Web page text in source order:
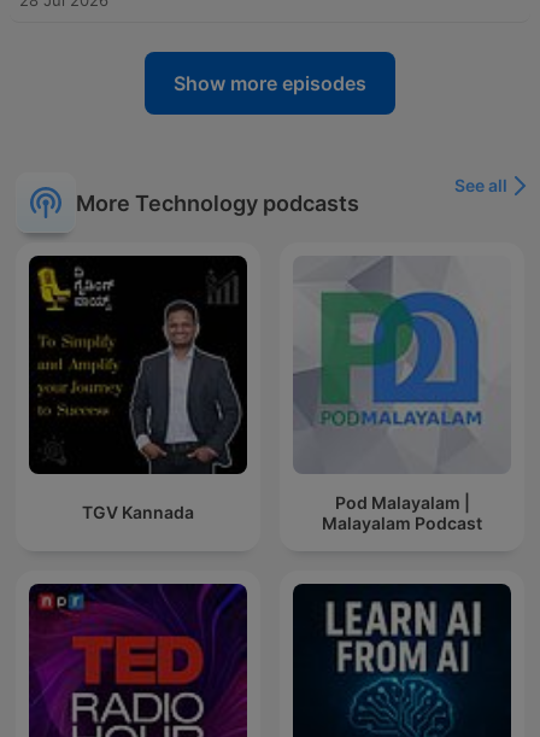
Show more episodes
More Technology podcasts
See all
TGV Kannada
Pod Malayalam |
Malayalam Podcast